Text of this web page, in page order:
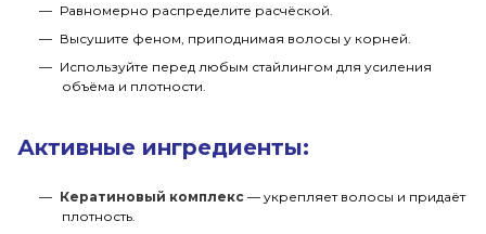
Равномерно распределите расчёской.
Высушите феном, приподнимая волосы у корней.
Используйте перед любым стайлингом для усиления
объёма и плотности.
Активные ингредиенты:
Кератиновый комплекс — укрепляет волосы и придаёт
плотность.